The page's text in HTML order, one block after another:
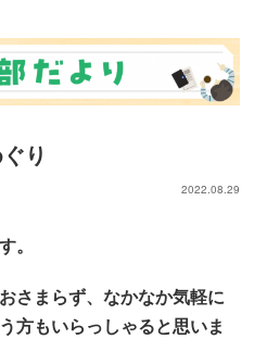
り
2022.08.29
。
さまらず、なかなか気軽に
方もいらっしゃると思いま